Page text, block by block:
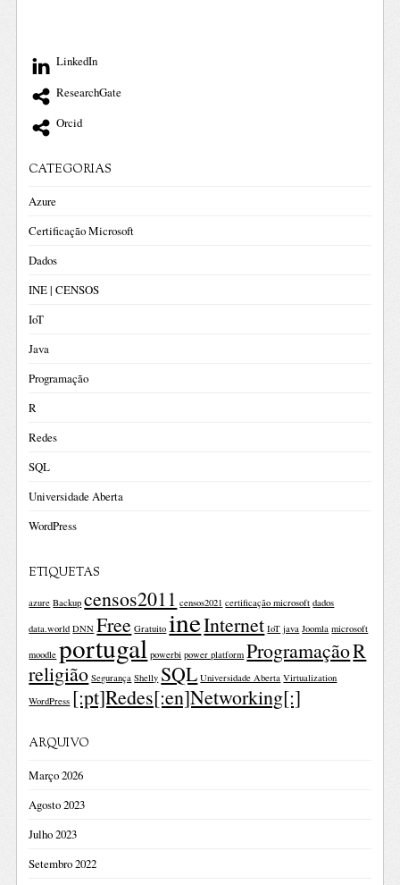
LinkedIn
ResearchGate
Orcid
CATEGORIAS
Azure
Certificação Microsoft
Dados
INE | CENSOS
IoT
Java
Programação
R
Redes
SQL
Universidade Aberta
WordPress
ETIQUETAS
azure Backup censos2011 censos2021 certificação microsoft dados
data.world DNN Free Gratuito ineInternet IoT java Joomla microsoft
moodle portugal powerbi power platform ProgramaçãoR
religião Segurança Shelly SQL Universidade Aberta Virtualization
WordPress [:pt]Redes[:en]Networking[:]
ARQUIVO
Março 2026
Agosto 2023
Julho 2023
Setembro 2022